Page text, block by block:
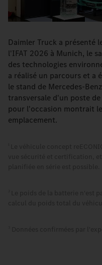
Daimler Truck a présenté
l'IFAT 2026 à Munich, le
des technologies
a réalisé un parcours et a
le stand de Mercedes-
transversale d'un poste
pour l'occasion montrait
emplacement.